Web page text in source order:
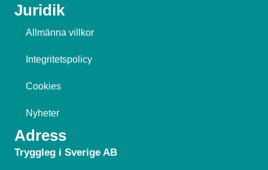
Juridik
Allmänna villkor
Integritetspolicy
Cookies
Nyheter
Adress
Tryggleg i Sverige AB